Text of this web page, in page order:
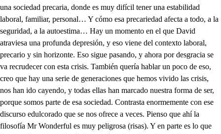
una sociedad precaria, donde es muy difícil tener una estabilidad
laboral, familiar, personal… Y cómo esa precariedad afecta a todo, a la
seguridad, a la autoestima… Hay un momento en el que David
atraviesa una profunda depresión, y eso viene del contexto laboral,
precario y sin horizonte. Eso sigue pasando, y ahora por desgracia se
va recrudecer con esta crisis. También quería hablar un poco de eso,
creo que hay una serie de generaciones que hemos vivido las crisis,
nos han ido cayendo, y todas ellas han marcado nuestra forma de ser,
porque somos parte de esa sociedad. Contrasta enormemente con ese
discurso edulcorado que se nos ofrece a veces. Pienso que ahí la
filosofía Mr Wonderful es muy peligrosa (risas). Y en parte es lo que